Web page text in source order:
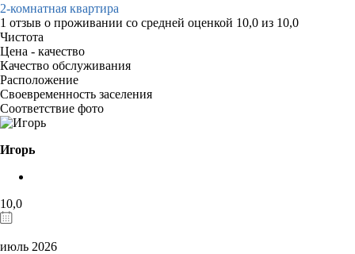
2-комнатная квартира
1 отзыв о проживании со средней оценкой 10,0 из 10,0
Чистота
Цена - качество
Качество обслуживания
Расположение
Своевременность заселения
Соответствие фото
Игорь
10,0
июль 2026